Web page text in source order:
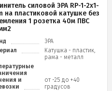
силовой ЭРА RP-1-2x1-
на пластиковой катушке без
1 розетка 40м ПВС
ЭРА
Катушка - пластик,
рама - металл
и
от -25 до +40
градусов